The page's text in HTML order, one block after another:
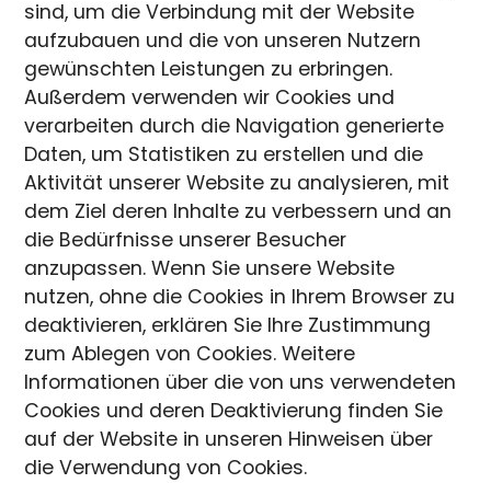
sind, um die Verbindung mit der Website
aufzubauen und die von unseren Nutzern
gewünschten Leistungen zu erbringen.
Außerdem verwenden wir Cookies und
verarbeiten durch die Navigation generierte
Daten, um Statistiken zu erstellen und die
Aktivität unserer Website zu analysieren, mit
dem Ziel deren Inhalte zu verbessern und an
die Bedürfnisse unserer Besucher
anzupassen. Wenn Sie unsere Website
nutzen, ohne die Cookies in Ihrem Browser zu
deaktivieren, erklären Sie Ihre Zustimmung
zum Ablegen von Cookies. Weitere
Informationen über die von uns verwendeten
Cookies und deren Deaktivierung finden Sie
auf der Website in unseren Hinweisen über
die Verwendung von Cookies.